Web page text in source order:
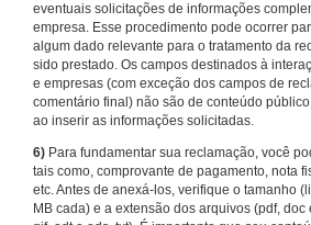
eventuais solicitações de informações
empresa. Esse procedimento pode ocorrer
algum dado relevante para o tratamento da
sido prestado. Os campos destinados à
e empresas (com exceção dos campos de
comentário final) não são de conteúdo
ao inserir as informações solicitadas.
6) Para fundamentar sua reclamação, você
tais como, comprovante de pagamento, nota
etc. Antes de anexá-los, verifique o tamanho
MB cada) e a extensão dos arquivos (pdf, doc